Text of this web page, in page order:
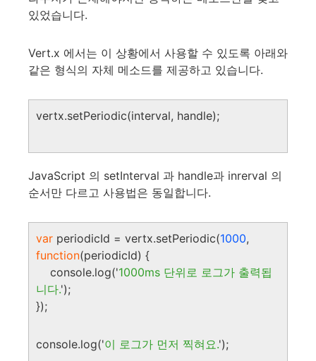
있었습니다.
Vert.x 에서는 이 상황에서 사용할 수 있도록 아래와
같은 형식의 자체 메소드를 제공하고 있습니다.
vertx.setPeriodic(interval, handle);
JavaScript 의 setInterval 과 handle과 inrerval 의
순서만 다르고 사용법은 동일합니다.
var periodicId = vertx.setPeriodic(1000,
function(periodicId) {
console.log('1000ms 단위로 로그가 출력됩
니다.');
});
console.log('이 로그가 먼저 찍혀요.');